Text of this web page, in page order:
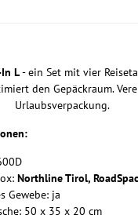
L- ein Set mit vier
den Gepäckraum.
Urlaubsverpackung.
Northline Tirol,
Gewebe: ja
50 x 35 x 20 cm